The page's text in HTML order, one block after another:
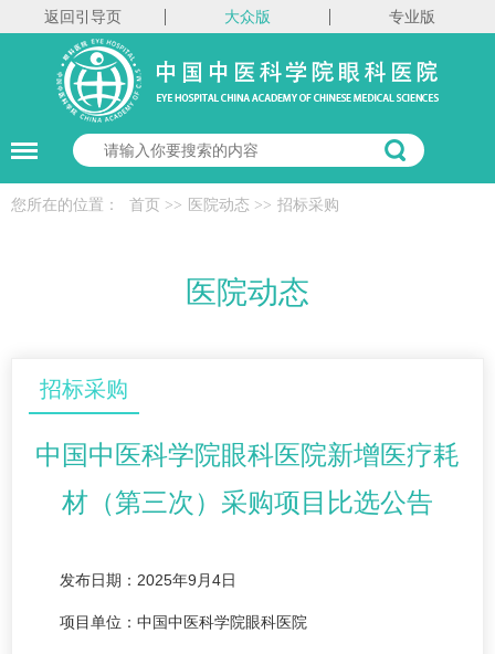
返回引导页 大众版 专业版
您所在的位置： 首页 >> 医院动态 >> 招标采购
医院动态
招标采购
中国中医科学院眼科医院新增医疗耗
材（第三次）采购项目比选公告
发布日期：2025年9月4日
项目单位：中国中医科学院眼科医院